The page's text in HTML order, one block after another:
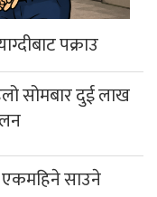
पक्राउ
सोमबार दुई लाख
साउने